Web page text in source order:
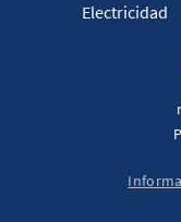
Electricidad